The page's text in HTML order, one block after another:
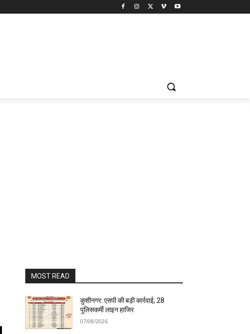
MOST READ
कुशीनगर: एसपी की बड़ी कार्रवाई, 28
पुलिसकर्मी लाइन हाजिर
07/08/2026